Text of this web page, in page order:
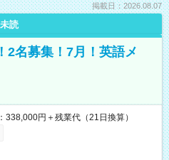
掲載日：2026.08.07
未読
2名募集！7月！英語メ
円＋残業代（21日換算）